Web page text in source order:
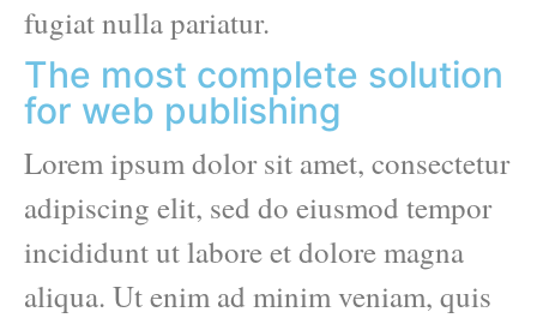
fugiat nulla pariatur.
The most complete solution
for web publishing
Lorem ipsum dolor sit amet, consectetur
adipiscing elit, sed do eiusmod tempor
incididunt ut labore et dolore magna
aliqua. Ut enim ad minim veniam, quis